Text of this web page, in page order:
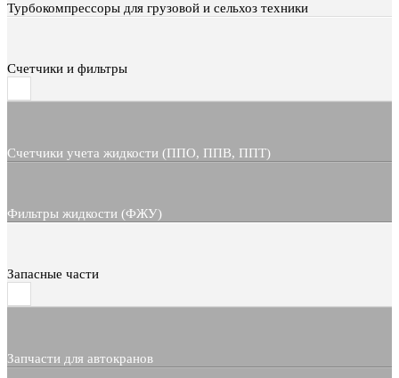
Турбокомпрессоры для грузовой и сельхоз техники
Счетчики и фильтры
Счетчики учета жидкости (ППО, ППВ, ППТ)
Фильтры жидкости (ФЖУ)
Запасные части
Запчасти для автокранов